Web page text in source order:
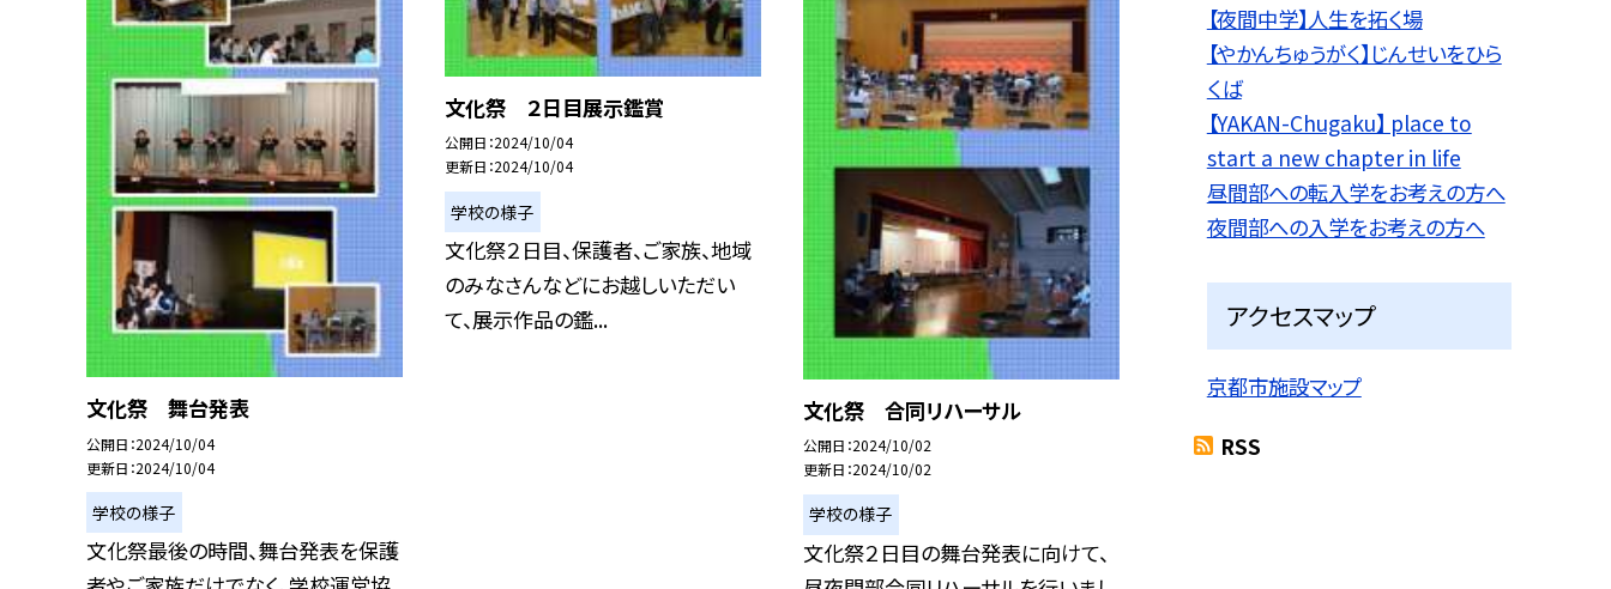
文化祭 舞台発表
公開日 2024/10/04
更新日 2024/10/04
学校の様子
文化祭最後の時間、舞台発表を保護
文化祭 ２日目展示鑑賞
公開日 2024/10/04
更新日 2024/10/04
学校の様子
文化祭２日目、保護者、ご家族、地域
のみなさんなどにお越しいただい
て、展示作品の鑑...
文化祭 合同リハーサル
公開日 2024/10/02
更新日 2024/10/02
学校の様子
文化祭２日目の舞台発表に向けて、
【夜間中学】人生を拓く場
【やかんちゅうがく】じんせいをひら
くば
【YAKAN-Chugaku】 place to
start a new chapter in life
昼間部への転入学をお考えの方へ
夜間部への入学をお考えの方へ
アクセスマップ
京都市施設マップ
RSS